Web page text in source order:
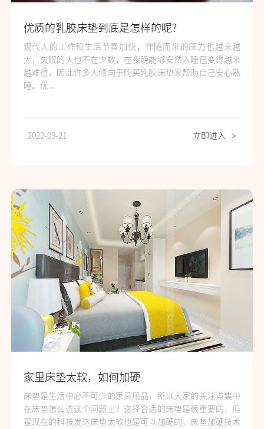
优质的乳胶床垫到底是怎样的呢?
现代人的工作和生活节奏加快，伴随而来的压力也越来越
大，失眠的人也不在少数，在夜晚能够安然入睡已变得越来
越难得，因此许多人倾向于购买乳胶床垫来帮助自己安心熟
睡。优...
2022-03-21 立即进入 >
家里床垫太软，如何加硬
床垫是生活中必不可少的家具用品，所以大家的关注点集中
在床垫怎么选这个问题上？选择合适的床垫是很重要的，但
是现在的科技发达床垫太软也是可以加硬的，床垫加硬技术